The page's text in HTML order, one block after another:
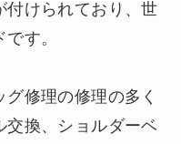
付けられており、世
す。
修理の修理の多く
交換、ショルダーベ